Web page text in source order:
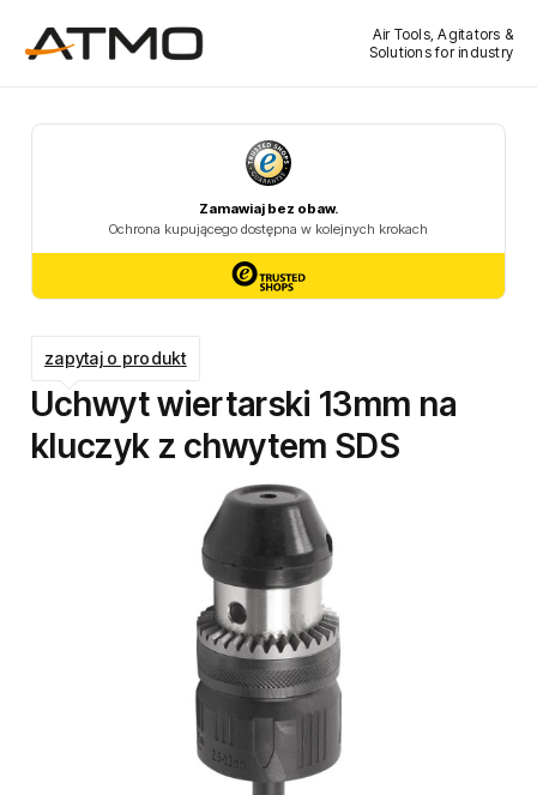
Air Tools, Agitators &
Solutions for industry
Uchwyt wiertarski 13mm na
kluczyk z chwytem SDS
zapytaj o produkt